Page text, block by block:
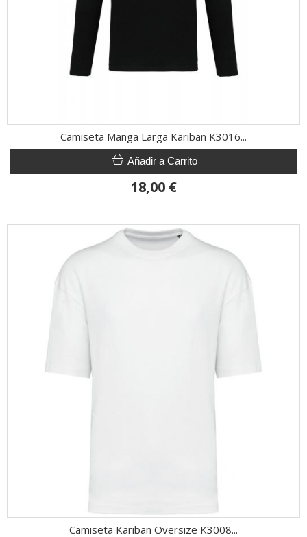
Camiseta Manga Larga Kariban K3016...
Añadir a Carrito
18,00 €
Camiseta Kariban Oversize K3008...